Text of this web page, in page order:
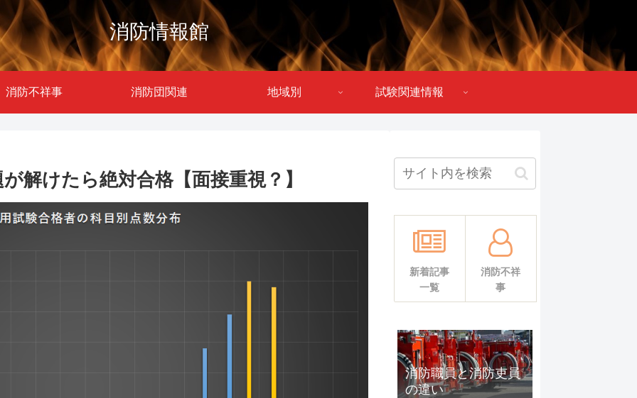
消防情報館
消防不祥事 消防団関連 地域別 試験関連情報
解けたら絶対合格【面接重視？】
新着記事
一覧
消防不祥
事
消防職員と消防吏員
の違い